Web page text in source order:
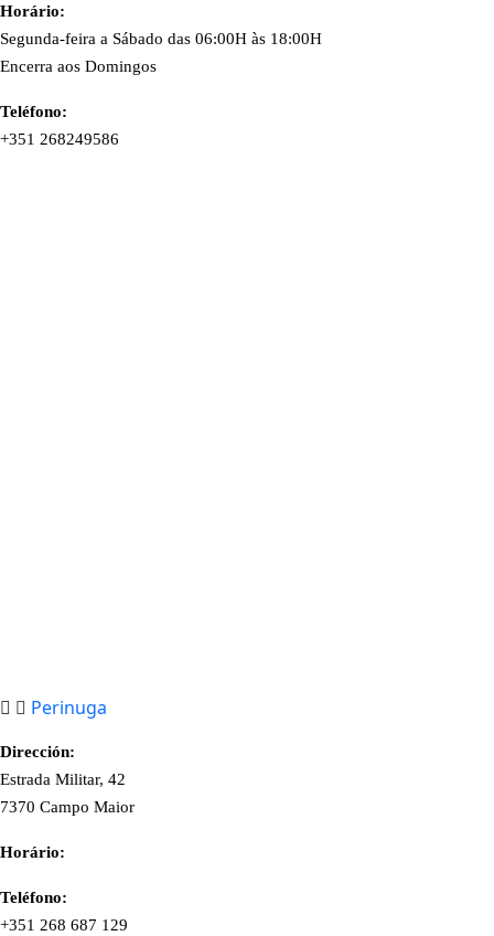
Horário:
Segunda-feira a Sábado das 06:00H às 18:00H
Encerra aos Domingos
Teléfono:
+351 268249586
Perinuga
Dirección:
Estrada Militar, 42
7370 Campo Maior
Horário:
Teléfono:
+351 268 687 129